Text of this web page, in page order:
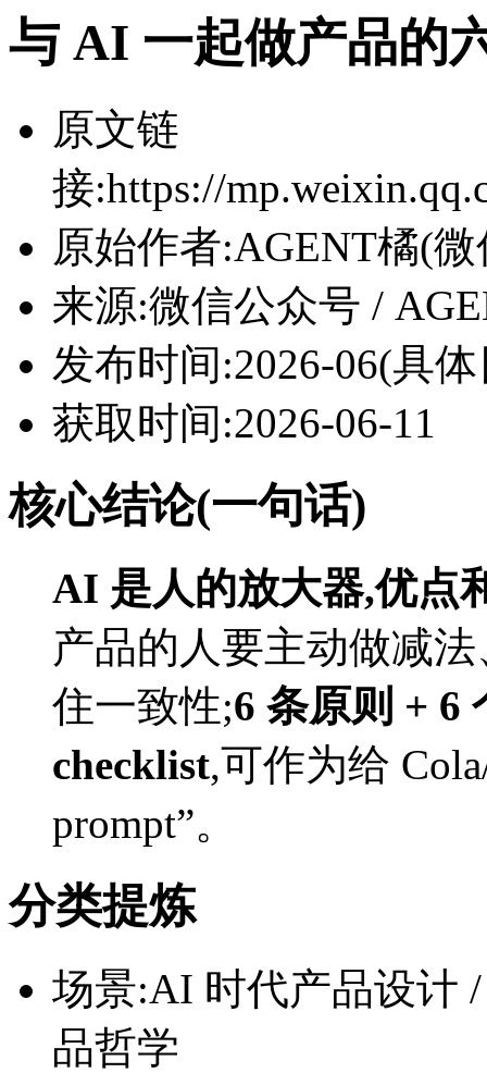
与 AI 一起做产品的
原文链
接:https://
原始作者:AGENT橘(
来源:微信公众号 /
发布时间:2026-06(具
获取时间:2026-06-11
核心结论(一句话)
AI 是人的放大器,优点
产品的人要主动做减
住一致性;6 条原则 + 6
checklist,可作为给
prompt”。
分类提炼
场景:AI 时代产品设计
品哲学